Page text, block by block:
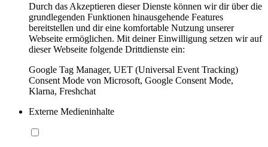
Durch das Akzeptieren dieser Dienste können wir dir über die
grundlegenden Funktionen hinausgehende Features
bereitstellen und dir eine komfortable Nutzung unserer
Webseite ermöglichen. Mit deiner Einwilligung setzen wir auf
dieser Webseite folgende Drittdienste ein:
Google Tag Manager, UET (Universal Event Tracking)
Consent Mode von Microsoft, Google Consent Mode,
Klarna, Freshchat
Externe Medieninhalte